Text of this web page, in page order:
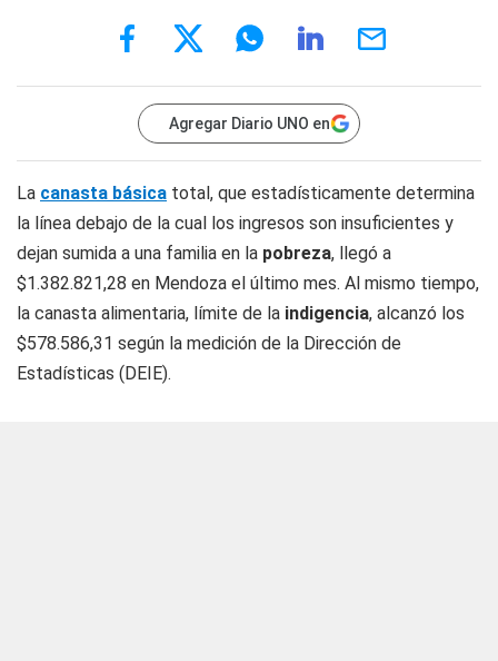
Agregar Diario UNO en
La canasta básica total, que estadísticamente determina
la línea debajo de la cual los ingresos son insuficientes y
dejan sumida a una familia en la pobreza, llegó a
$1.382.821,28 en Mendoza el último mes. Al mismo tiempo,
la canasta alimentaria, límite de la indigencia, alcanzó los
$578.586,31 según la medición de la Dirección de
Estadísticas (DEIE).